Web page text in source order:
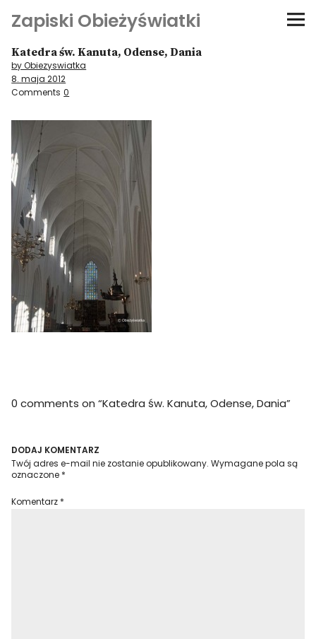
Zapiski Obieżyświatki
Podróże
Kultura i sztuka
Kątem oka
O-fiszki
Niezwyczajne ściany
Dom na kółkach
Katedra św. Kanuta, Odense, Dania
by Obiezyswiatka
8. maja 2012
Comments 0
0 comments on “Katedra św. Kanuta, Odense, Dania”
DODAJ KOMENTARZ
Twój adres e-mail nie zostanie opublikowany. Wymagane pola są
oznaczone *
Komentarz *